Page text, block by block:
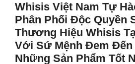
Whisis Việt Nam Tự
Phân Phối Độc Quyền
Thương Hiệu Whisis
Với Sứ Mệnh Đem Đến
Những Sản Phẩm Tốt